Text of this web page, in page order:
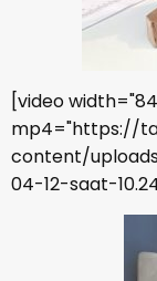
[video
mp4="https://
content/
04-12-saat-